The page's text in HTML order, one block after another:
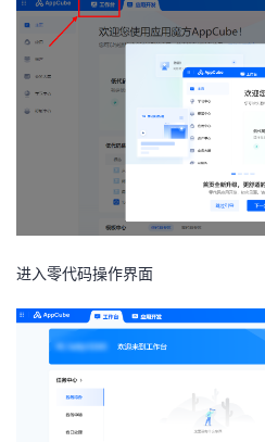
进入零代码操作界面